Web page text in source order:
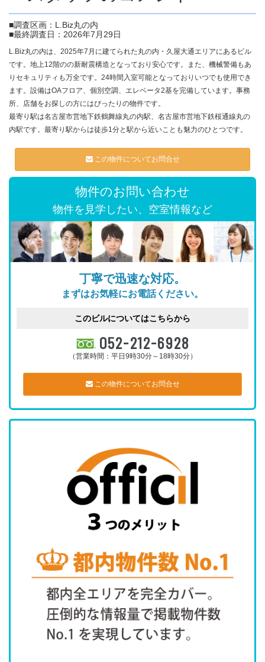
■調査区画：L.Biz丸の内
■最終調査日：2026年7月29日
L.Biz丸の内は、2025年7月に建てられた丸の内・久屋大通エリアにあるビル
です。地上12階のの新耐震構造となっており安心です。また、機械警備もあ
りセキュリティも万全です。24時間入室可能となっておりいつでも使用でき
ます。設備はOAフロア、個別空調、エレベータ2基を完備しています。事務
所、店舗をお探しの方にはぴったりの物件です。
最寄り駅は名古屋市営地下鉄鶴舞線丸の内駅、名古屋市営地下鉄桜通線丸の
内駅です。最寄り駅からは徒歩1分と駅から近いことも魅力のひとつです。
この物件についてお問合せ
物件のお問い合わせ
物件を見学したい、空室情報など
丁寧で迅速な対応。
まずはお気軽にお電話ください。
このビルについてはこちらから
052-212-6928
（営業時間：平日9時30分～18時30分）
この物件についてお問合せ